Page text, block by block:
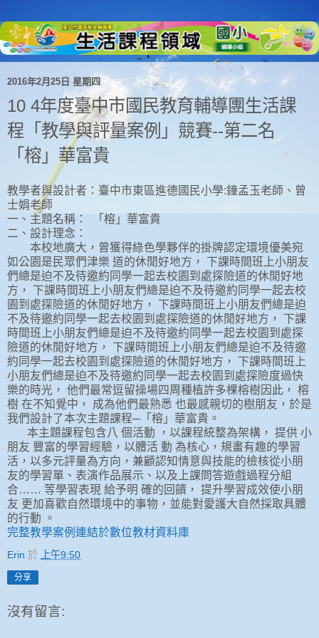
2016年2月25日 星期四
10 4年度臺中市國民教育輔導團生活課
程「教學與評量案例」競賽--第二名
「榕」華富貴
教學者與設計者：臺中市東區進德國民小學:鐘孟玉老師、曾
士娟老師
一、主題名稱： 「榕」華富貴
二、設計理念：
本校地廣大，曾獲得綠色學夥伴的掛牌認定環境優美宛
如公園是民眾們津樂 道的休閒好地方， 下課時間班上小朋友
們總是迫不及待邀約同學一起去校園到處探險道的休閒好地
方， 下課時間班上小朋友們總是迫不及待邀約同學一起去校
園到處探險道的休閒好地方， 下課時間班上小朋友們總是迫
不及待邀約同學一起去校園到處探險道的休閒好地方， 下課
時間班上小朋友們總是迫不及待邀約同學一起去校園到處探
險道的休閒好地方， 下課時間班上小朋友們總是迫不及待邀
約同學一起去校園到處探險道的休閒好地方， 下課時間班上
小朋友們總是迫不及待邀約同學一起去校園到處探險度過快
樂的時光， 他們最常逗留操場四周種植許多棵榕樹因此， 榕
樹 在不知覺中， 成為他們最熟悉 也最感親切的樹朋友，於是
我們設計了本次主題課程─「榕」華富貴。
本主題課程包含八 個活動 ，以課程統整為架構， 提供 小
朋友 豐富的學習經驗，以體活 動 為核心，規畫有趣的學習
活，以多元評量為方向，兼顧認知情意與技能的檢核從小朋
友的學習單、表演作品展示、以及上課問答遊戲過程分組
合…… 等學習表現 給予明 確的回饋， 提升學習成效使小朋
友 更加喜歡自然環境中的事物，並能對愛護大自然採取具體
的行動 。
完整教學案例連結於數位教材資料庫
Erin 於 上午9:50
分享
沒有留言: